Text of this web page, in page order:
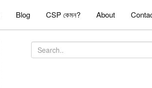
Blog CSP কেমন? About